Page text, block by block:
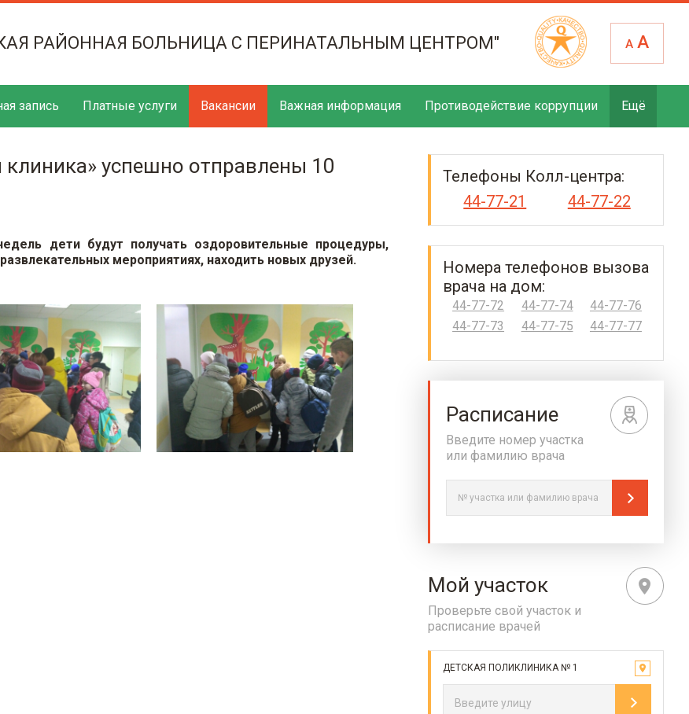
РАЙОННАЯ БОЛЬНИЦА С ПЕРИНАТАЛЬНЫМ ЦЕНТРОМ" А А
запись Платные услуги Вакансии Важная информация Противодействие коррупции Ещё
успешно отправлены 10
дети будут получать оздоровительные процедуры,
мероприятиях, находить новых друзей.
Телефоны Колл-центра:
44-77-21
44-77-22
Номера телефонов вызова
врача на дом:
44-77-72
44-77-73
44-77-74
44-77-75
44-77-76
44-77-77
Расписание
Введите номер участка
или фамилию врача
Мой участок
Проверьте свой участок и
расписание врачей
ДЕТСКАЯ ПОЛИКЛИНИКА № 1